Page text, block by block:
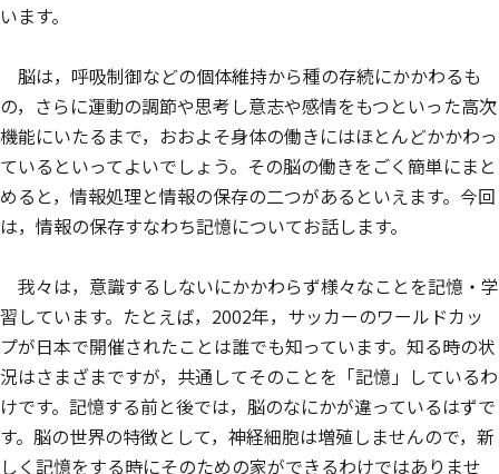
います。
脳は，呼吸制御などの個体維持から種の存続にかかわるも
の，さらに運動の調節や思考し意志や感情をもつといった高次
機能にいたるまで，おおよそ身体の働きにはほとんどかかわっ
ているといってよいでしょう。その脳の働きをごく簡単にまと
めると，情報処理と情報の保存の二つがあるといえます。今回
は，情報の保存すなわち記憶についてお話します。
我々は，意識するしないにかかわらず様々なことを記憶・学
習しています。たとえば，2002年，サッカーのワールドカッ
プが日本で開催されたことは誰でも知っています。知る時の状
況はさまざまですが，共通してそのことを「記憶」しているわ
けです。記憶する前と後では，脳のなにかが違っているはずで
す。脳の世界の特徴として，神経細胞は増殖しませんので，新
しく記憶をする時にそのための家ができるわけではありませ